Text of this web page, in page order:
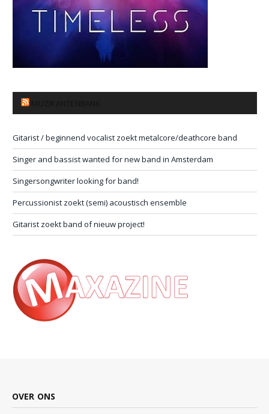
Gitarist / beginnend vocalist zoekt metalcore/deathcore band
Singer and bassist wanted for new band in Amsterdam
Singersongwriter looking for band!
Percussionist zoekt (semi) acoustisch ensemble
Gitarist zoekt band of nieuw project!
OVER ONS